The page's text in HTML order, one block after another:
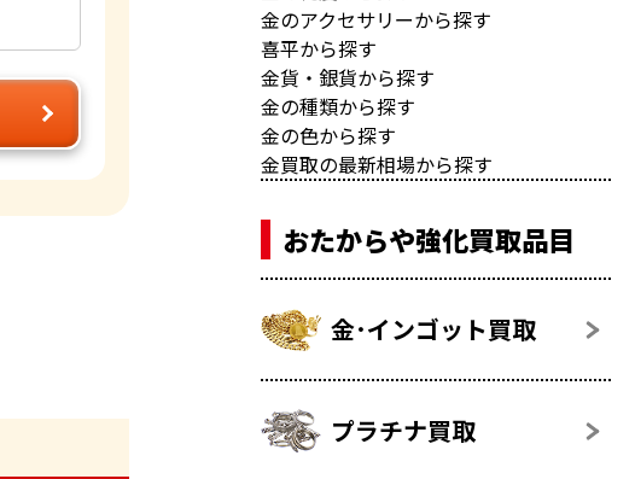
金のアクセサリーから探す
喜平から探す
金貨・銀貨から探す
金の種類から探す
金の色から探す
金買取の最新相場から探す
おたからや強化買取品目
金･インゴット買取
プラチナ買取